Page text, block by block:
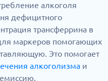
алкоголя
дефицитного
трансферрина в
маркеров помогающих
Это помогает
алкоголизма и